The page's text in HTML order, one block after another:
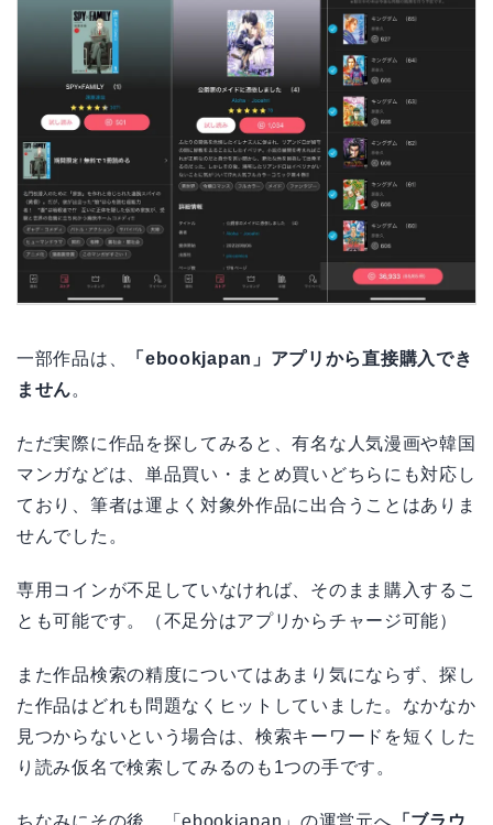
一部作品は、
「ebookjapan」アプリから直接購入でき
ません。
ただ実際に作品を探してみると、有名な人気漫画や韓国
マンガなどは、単品買い・まとめ買いどちらにも対応し
ており、筆者は運よく対象外作品に出合うことはありま
せんでした。
専用コインが不足していなければ、そのまま購入するこ
とも可能です。（不足分はアプリからチャージ可能）
また作品検索の精度についてはあまり気にならず、探し
た作品はどれも問題なくヒットしていました。なかなか
見つからないという場合は、検索キーワードを短くした
り読み仮名で検索してみるのも1つの手です。
ちなみにその後、「ebookjapan」の運営元へ 「ブラウ